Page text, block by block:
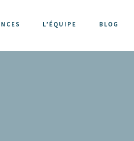
L’ÉQUIPE BLOG